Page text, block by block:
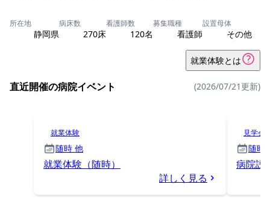
所在地
静岡県
病床数
270床
看護師数
120名
募集職種
看護師
設置母体
その他
就業体験とは
直近開催の病院イベント (2026/07/21更新)
就業体験
随時 他
就業体験（随時）
詳しく見る
見学会
随時
病院説